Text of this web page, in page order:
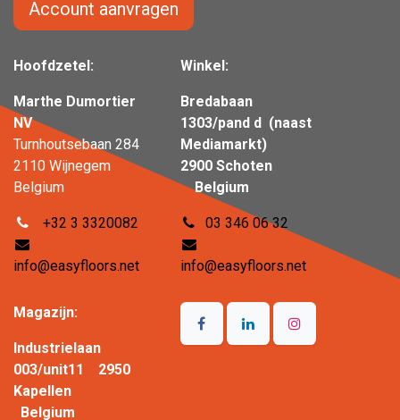
Hoofdzetel:
Marthe Dumortier
NV
Turnhoutsebaan 284
2110 Wijnegem
Belgium
+32 3 3320082
info@easyfloors.net
Winkel:
Bredabaan
1303/pand d (naast
Mediamarkt)
2900 Schoten
Belgium
03 346 06 32
info@easyfloors.net
Magazijn:
Industrielaan
003/unit11 2950
Kapellen
Belgium
Account aanvragen